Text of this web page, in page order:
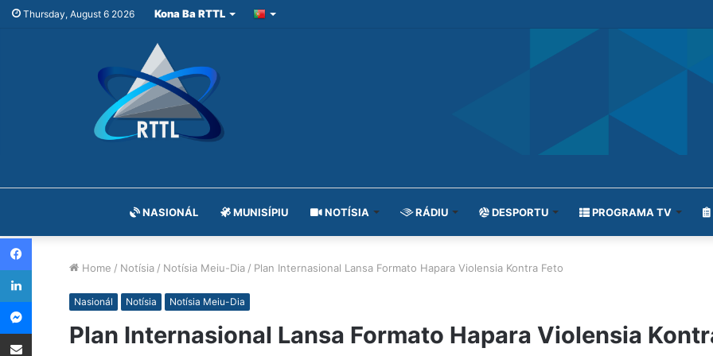
Thursday, August 6 2026 Kona Ba RTTL
NASIONÁL MUNISÍPIU NOTÍSIA RÁDIU DESPORTU PROGRAMA TV
Home / Notísia / Notísia Meiu-Dia / Plan Internasional Lansa Formato Hapara Violensia Kontra Feto
Nasionál Notísia Notísia Meiu-Dia
Plan Internasional Lansa Formato Hapara Violensia
Facebook
LinkedIn
Messenger